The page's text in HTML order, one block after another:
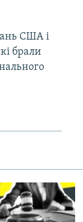
США і
брали